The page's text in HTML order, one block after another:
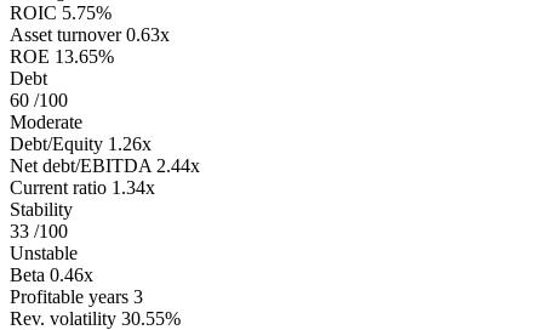
ROIC 5.75%
Asset turnover 0.63x
ROE 13.65%
Debt
60 /100
Moderate
Debt/Equity 1.26x
Net debt/EBITDA 2.44x
Current ratio 1.34x
Stability
33 /100
Unstable
Beta 0.46x
Profitable years 3
Rev. volatility 30.55%